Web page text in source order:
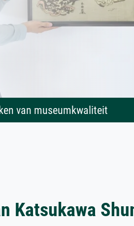
van museumkwaliteit
Katsukawa